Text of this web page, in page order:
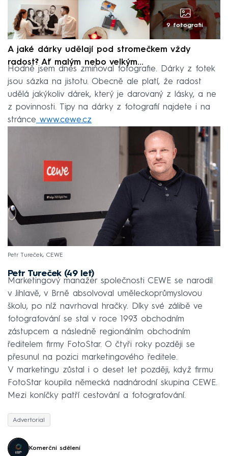
9 fotografií
A jaké dárky udělají pod stromečkem vždy
radost? Ať malým nebo velkým…
Hodně jsem dnes zmiňoval fotografie. Dárky z fotek
jsou sázka na jistotu. Obecně ale platí, že radost
udělá jakýkoliv dárek, který je darovaný z lásky, a ne
z povinnosti. Tipy na dárky z fotografií najdete i na
stránce www.cewe.cz
Petr Tureček, CEWE
Petr Tureček (49 let)
Marketingový manažer společnosti CEWE se narodil
v Jihlavě, v Brně absolvoval uměleckoprůmyslovou
školu, po níž navrhoval hračky. Díky své zálibě ve
fotografování se stal v roce 1993 obchodním
zástupcem a následně regionálním obchodním
ředitelem firmy FotoStar. O čtyři roky později se
přesunul na pozici marketingového ředitele.
V marketingu zůstal i o deset let později, když firmu
FotoStar koupila německá nadnárodní skupina CEWE.
Mezi koníčky patří cestování a fotografování.
Advertorial
Komerční sdělení